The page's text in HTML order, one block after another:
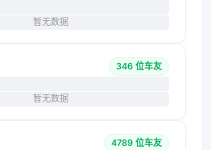
暂无数据
346 位车友
暂无数据
4789 位车友